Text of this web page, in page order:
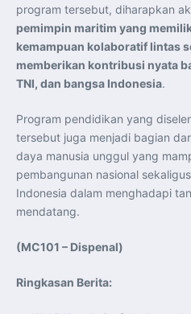
program tersebut, diharapkan
pemimpin maritim yang
kemampuan kolaboratif lintas
memberikan kontribusi nyata
TNI, dan bangsa Indonesia.
Program pendidikan yang
tersebut juga menjadi bagian
daya manusia unggul yang
pembangunan nasional
Indonesia dalam menghadapi
mendatang.
(MC101 – Dispenal)
Ringkasan Berita: